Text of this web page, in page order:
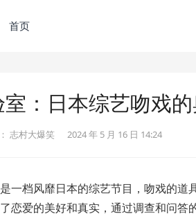
首页
：日本综艺吻戏
志村大爆笑 2024 年 5 月 16 日 14:24
一档风靡日本的综艺节目，吻戏的
恋爱的美好和真实，通过调查和问